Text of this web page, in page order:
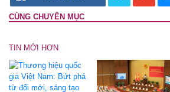
CÙNG CHUYÊN MỤC
TIN MỚI HƠN